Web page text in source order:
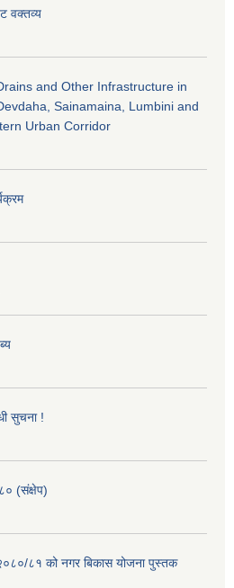
वक्तव्य
and Other Infrastructure in
Sainamaina, Lumbini and
Urban Corridor
सुचना !
(संक्षेप)
८१ को नगर बिकास योजना पुस्तक